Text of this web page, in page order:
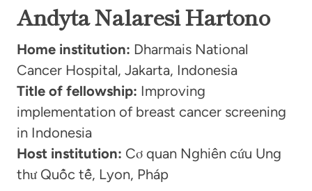
Andyta Nalaresi Hartono
Home institution: Dharmais National
Cancer Hospital, Jakarta, Indonesia
Title of fellowship: Improving
implementation of breast cancer screening
in Indonesia
Host institution: Cơ quan Nghiên cứu Ung
thư Quốc tế, Lyon, Pháp